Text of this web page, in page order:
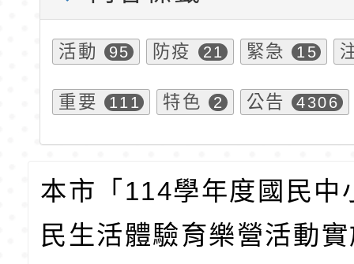
活動 95 防疫 21 緊急 15
重要 111 特色 2 公告 4306
本市「114學年度國民中
民生活體驗育樂營活動